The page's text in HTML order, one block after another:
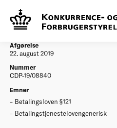
Afgørelser
Svane Apotek
Afgørelse
22. august 2019
Nummer
CDP-19/08840
Emner
Betalingsloven §121
Betalingstjenestelovengenerisk